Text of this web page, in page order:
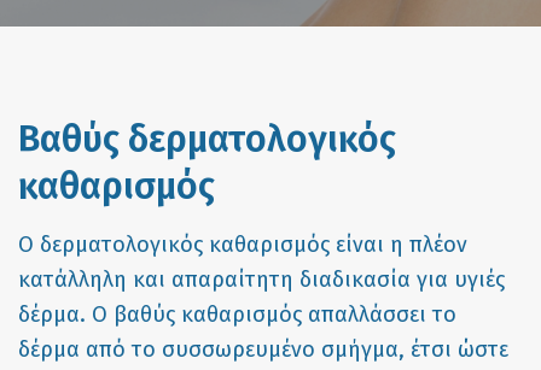
Βαθύς δερματολογικός
καθαρισμός
Ο δερματολογικός καθαρισμός είναι η πλέον
κατάλληλη και απαραίτητη διαδικασία για υγιές
δέρμα. Ο βαθύς καθαρισμός απαλλάσσει το
δέρμα από το συσσωρευμένο σμήγμα, έτσι ώστε